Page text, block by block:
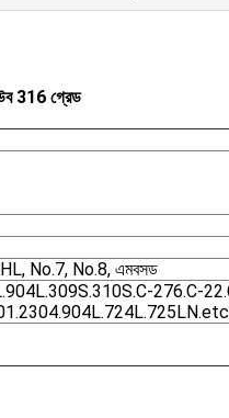
316 গ্রেড
No.7, No.8, এমবসড
276.C-